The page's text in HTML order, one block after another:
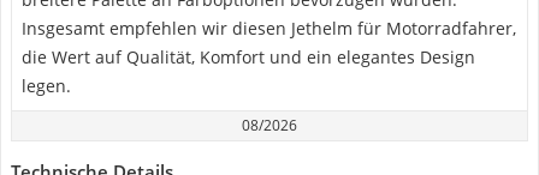
Insgesamt empfehlen wir diesen Jethelm für Motorradfahrer,
die Wert auf Qualität, Komfort und ein elegantes Design
legen.
08/2026